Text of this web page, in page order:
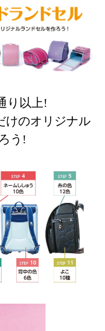
り以上!
けのオリジナル
う!